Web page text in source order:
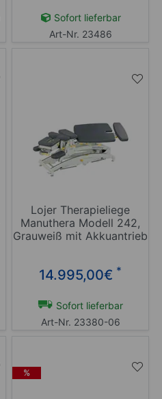
Sofort lieferbar
Art-Nr. 23486
Lojer Therapieliege
Manuthera Modell 242,
Grauweiß mit Akkuantrieb
14.995,00€ *
Sofort lieferbar
Art-Nr. 23380-06
%